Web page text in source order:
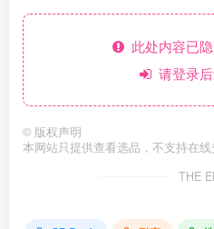
此处内容已
请登录后
© 版权声明
本网站只提供查看选品，不支持在线
THE